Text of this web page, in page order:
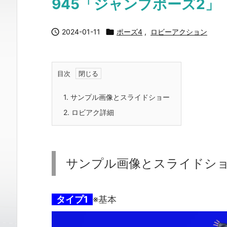
945「ジャンプポーズ2」
 2024-01-11  ポーズ4 , ロビーアクション
目次
1. サンプル画像とスライドショー
2. ロビアク詳細
サンプル画像とスライドシ
タイプ1 ※基本